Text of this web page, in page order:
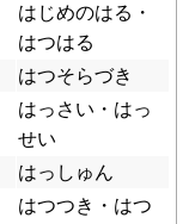
はじめのはる・
はつはる
はつそらづき
はっさい・はっ
せい
はっしゅん
はつつき・はつ